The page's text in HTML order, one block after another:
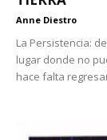
Anne Diestro
La Persistencia:
lugar donde no
hace falta